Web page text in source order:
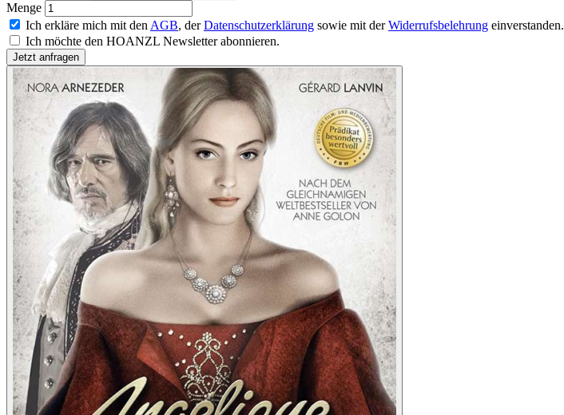
Menge
Ich erkläre mich mit den AGB, derDatenschutzerklärung sowie mit derWiderrufsbelehrung einverstanden.
Ich möchte den HOANZL Newsletter abonnieren.